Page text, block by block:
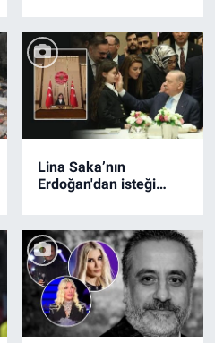
Lina Saka’nın
Erdoğan'dan isteği